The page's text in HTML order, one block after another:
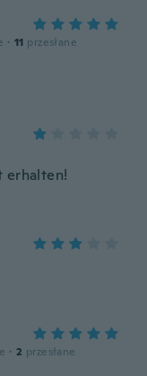
· 11 przesłane
erhalten!
· 2 przesłane